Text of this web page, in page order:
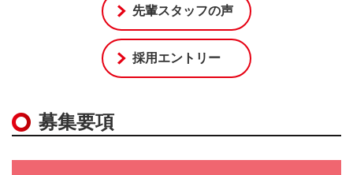
先輩スタッフの声
採用エントリー
募集要項